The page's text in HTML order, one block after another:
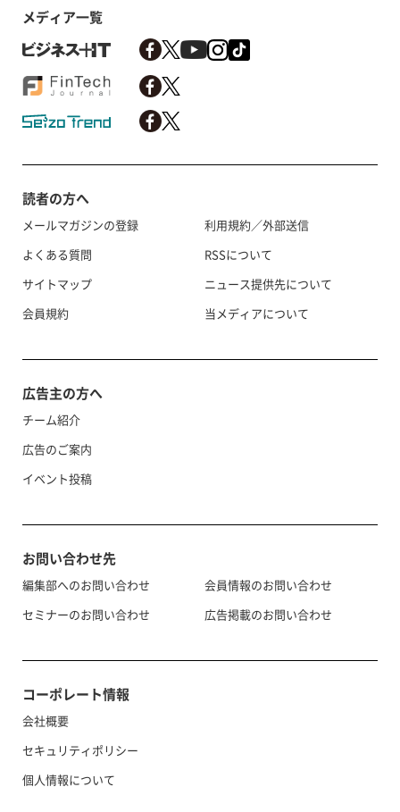
メディア一覧
読者の方へ
メールマガジンの登録
よくある質問
サイトマップ
会員規約
利用規約／外部送信
RSSについて
ニュース提供先について
当メディアについて
広告主の方へ
チーム紹介
広告のご案内
イベント投稿
お問い合わせ先
編集部へのお問い合わせ
セミナーのお問い合わせ
会員情報のお問い合わせ
広告掲載のお問い合わせ
コーポレート情報
会社概要
セキュリティポリシー
個人情報について